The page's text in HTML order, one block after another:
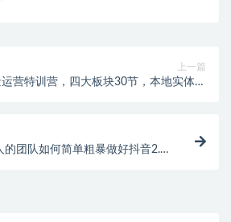
上一篇
营特训营，四大板块30节，本地实体商
团队如何简单粗暴做好抖音2.0